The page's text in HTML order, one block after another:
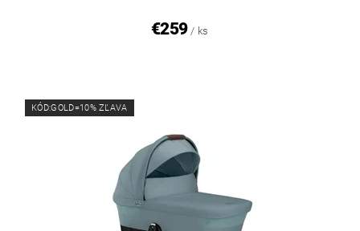
€259 / ks
KÓD:GOLD=10% ZĽAVA